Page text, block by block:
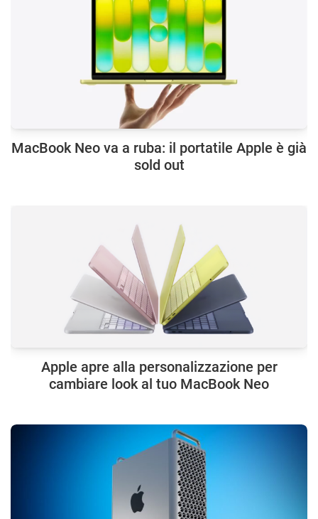
MacBook Neo va a ruba: il portatile Apple è già
sold out
Apple apre alla personalizzazione per
cambiare look al tuo MacBook Neo